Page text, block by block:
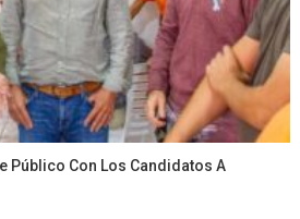
Público Con Los Candidatos A